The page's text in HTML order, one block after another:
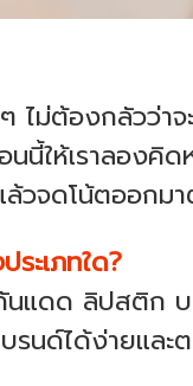
ไม่ต้องกลัวว่า
นี้ให้เราลองคิ
วจดโน้ตออกม
ระเภทใด?
แดด ลิปสติก บรั
รนด์ได้ง่ายแล